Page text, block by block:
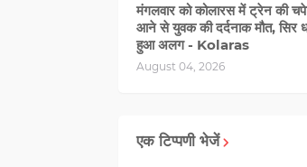
मंगलवार को कोलारस में ट्रेन की
आने से युवक की दर्दनाक मौत, सिर
हुआ अलग - Kolaras
August 04, 2026
एक टिप्पणी भेजें